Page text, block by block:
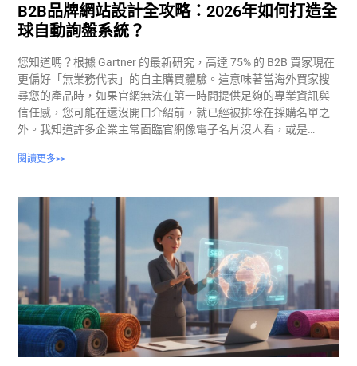
B2B品牌網站設計全攻略：2026年如何打造全
球自動詢盤系統？
您知道嗎？根據 Gartner 的最新研究，高達 75% 的 B2B 買家現在
更偏好「無業務代表」的自主購買體驗。這意味著當海外買家搜
尋您的產品時，如果官網無法在第一時間提供足夠的專業資訊與
信任感，您可能在還沒開口介紹前，就已經被排除在採購名單之
外。我知道許多企業主常面臨官網像電子名片沒人看，或是…
閱讀更多>>